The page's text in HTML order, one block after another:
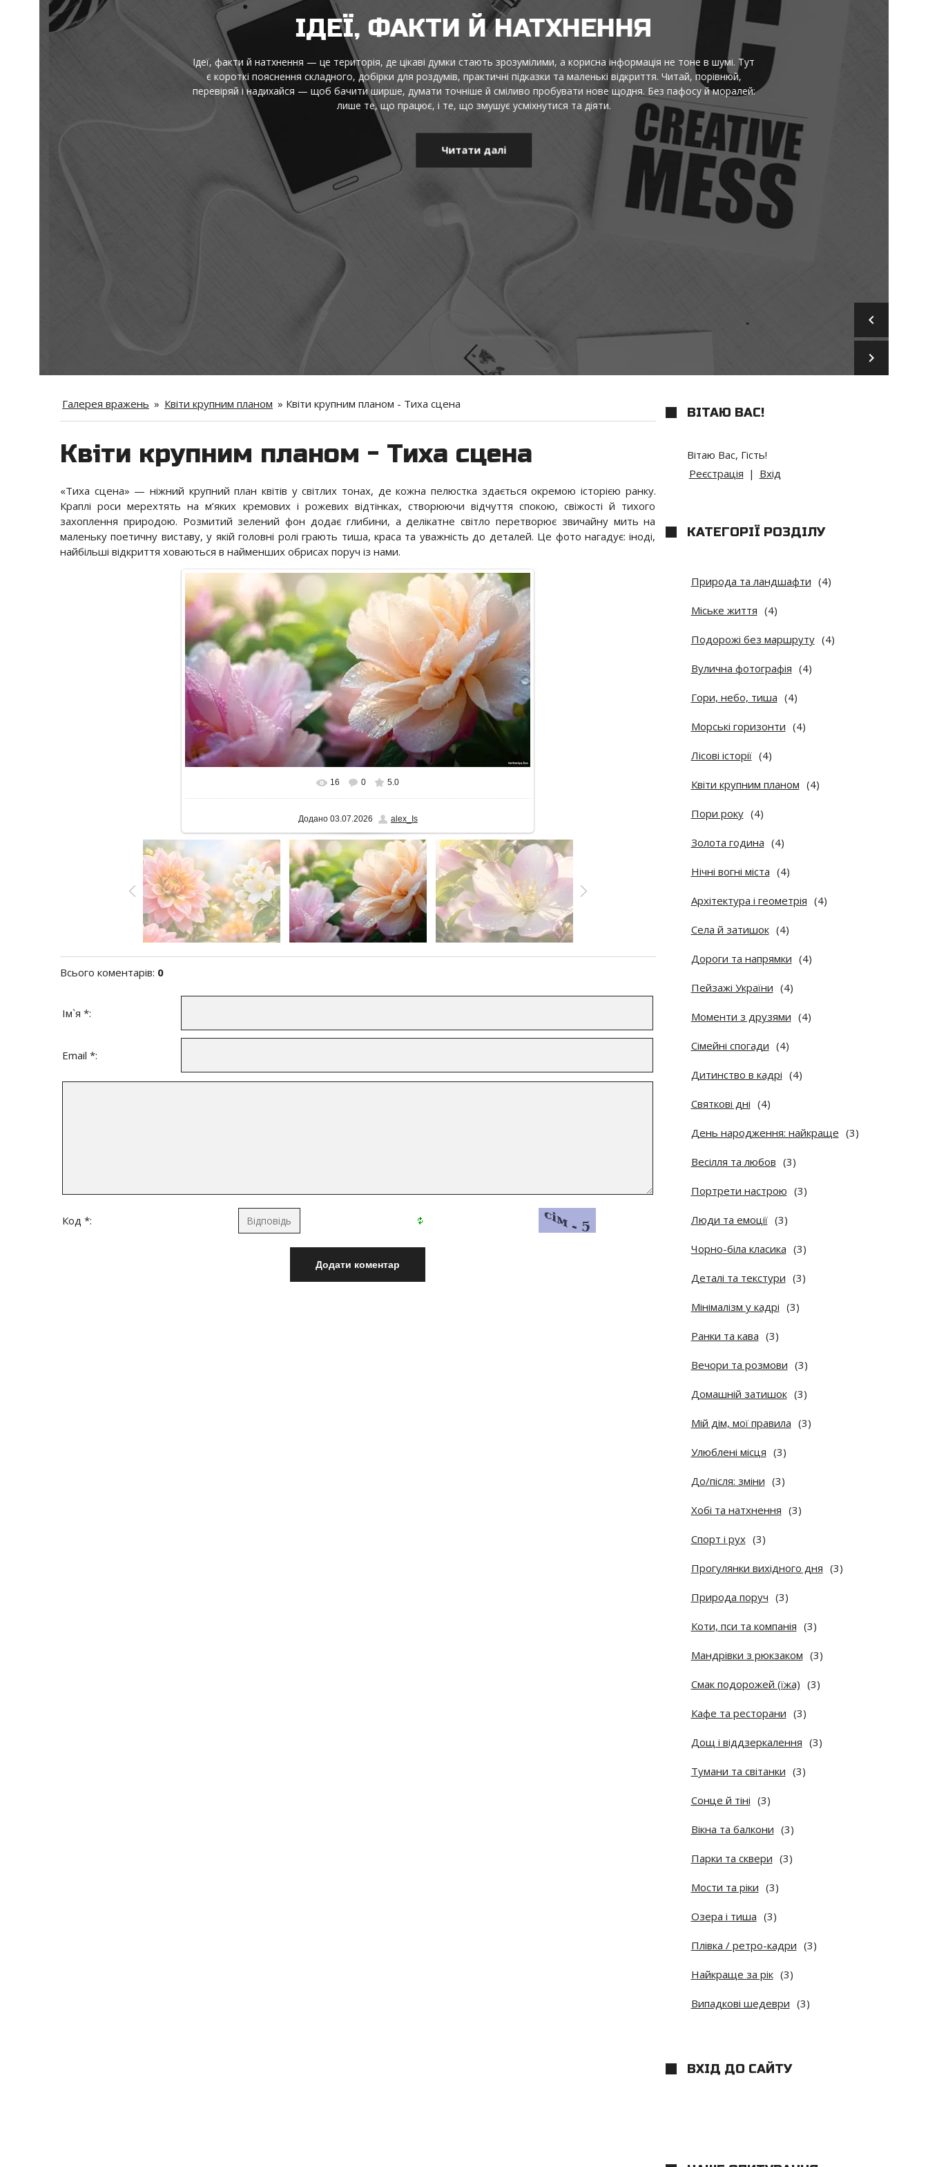
keyboard_arrow_left
keyboard_arrow_right
ІДЕЇ, ФАКТИ Й НАТХНЕННЯ
Ідеї, факти й натхнення — це територія, де цікаві думки стають зрозумілими, а корисна інформація не тоне в шумі. Тут
є короткі пояснення складного, добірки для роздумів, практичні підказки та маленькі відкриття. Читай, порівнюй,
перевіряй і надихайся — щоб бачити ширше, думати точніше й сміливо пробувати нове щодня. Без пафосу й моралей:
лише те, що працює, і те, що змушує усміхнутися та діяти.
Читати далі
Галерея вражень » Квіти крупним планом » Квіти крупним планом - Тиха сцена
Квіти крупним планом - Тиха сцена
«Тиха сцена» — ніжний крупний план квітів у світлих тонах, де кожна пелюстка здається окремою історією ранку.
Краплі роси мерехтять на м’яких кремових і рожевих відтінках, створюючи відчуття спокою, свіжості й тихого
захоплення природою. Розмитий зелений фон додає глибини, а делікатне світло перетворює звичайну мить на
маленьку поетичну виставу, у якій головні ролі грають тиша, краса та уважність до деталей. Це фото нагадує: іноді,
найбільші відкриття ховаються в найменших обрисах поруч із нами.
У реальному розмірі 1600x900
16 0 5.0
Додано03.07.2026 alex_Is
Всього коментарів: 0
Ім`я *:
Email *:
Код *:
ВІТАЮ ВАС!
Вітаю Вас, Гість!
Реєстрація | Вхід
КАТЕГОРІЇ РОЗДІЛУ
Природа та ландшафти (4)
Міське життя (4)
Подорожі без маршруту (4)
Вулична фотографія (4)
Гори, небо, тиша (4)
Морські горизонти (4)
Лісові історії (4)
Квіти крупним планом (4)
Пори року (4)
Золота година (4)
Нічні вогні міста (4)
Архітектура і геометрія (4)
Села й затишок (4)
Дороги та напрямки (4)
Пейзажі України (4)
Моменти з друзями (4)
Сімейні спогади (4)
Дитинство в кадрі (4)
Святкові дні (4)
День народження: найкраще (3)
Весілля та любов (3)
Портрети настрою (3)
Люди та емоції (3)
Чорно-біла класика (3)
Деталі та текстури (3)
Мінімалізм у кадрі (3)
Ранки та кава (3)
Вечори та розмови (3)
Домашній затишок (3)
Мій дім, мої правила (3)
Улюблені місця (3)
До/після: зміни (3)
Хобі та натхнення (3)
Спорт і рух (3)
Прогулянки вихідного дня (3)
Природа поруч (3)
Коти, пси та компанія (3)
Мандрівки з рюкзаком (3)
Смак подорожей (їжа) (3)
Кафе та ресторани (3)
Дощ і віддзеркалення (3)
Тумани та світанки (3)
Сонце й тіні (3)
Вікна та балкони (3)
Парки та сквери (3)
Мости та ріки (3)
Озера і тиша (3)
Плівка / ретро-кадри (3)
Найкраще за рік (3)
Випадкові шедеври (3)
ВХІД ДО САЙТУ